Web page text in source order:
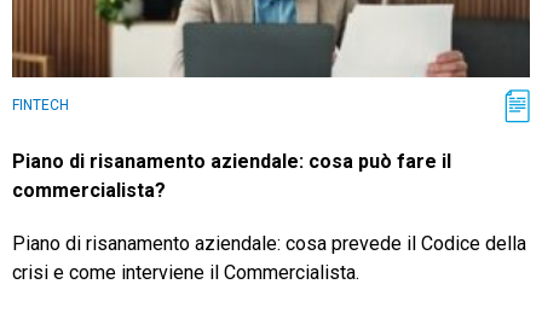
FINTECH
Piano di risanamento aziendale: cosa può fare il
commercialista?
Piano di risanamento aziendale: cosa prevede il Codice della
crisi e come interviene il Commercialista.